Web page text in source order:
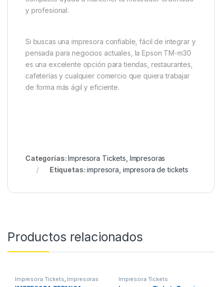
y profesional.
Si buscas una impresora confiable, fácil de integrar y
pensada para negocios actuales, la Epson TM-m30
es una excelente opción para tiendas, restaurantes,
cafeterías y cualquier comercio que quiera trabajar
de forma más ágil y eficiente.
Categorías:Impresora Tickets Impresoras
Etiquetas:impresora impresora de tickets
Productos relacionados
Impresora Tickets, Impresoras Impresora Tickets